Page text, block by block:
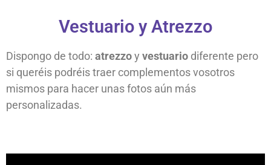
Vestuario y Atrezzo
Dispongo de todo: atrezzoy vestuario diferente pero
si queréis podréis traer complementos vosotros
mismos para hacer unas fotos aún más
personalizadas.